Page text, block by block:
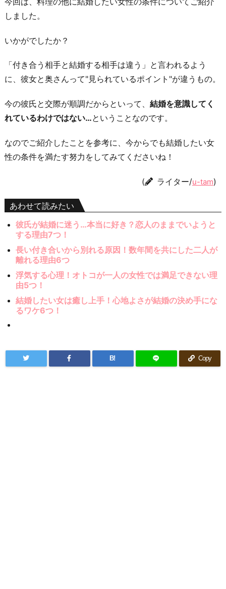
しました。
いかがでしたか？
「付き合う相手と結婚する相手は違う」と言われるよう
に、彼女と奥さんって"見られているポイント"が違うもの。
今の彼氏と交際が順調だからといって、 結婚を意識してく
れているわけではない…ということなのです。
なのでご紹介したことを参考に、今からでも結婚したい女
性の条件を満たす努力をしてみてくださいね！
( ライター/u-tam)
あわせて読みたい
彼氏が結婚に迷う…本当に好き？恋人のままでいようと
する理由7つ！
長い付き合いから別れる原因！数年間を共にした二人が
離れる理由6つ
浮気する心理！オトコが一人の女性では満足できない理
由5つ！
結婚したい女は癒し上手！心地よさが結婚の決め手にな
るワケ6つ！
B! Copy